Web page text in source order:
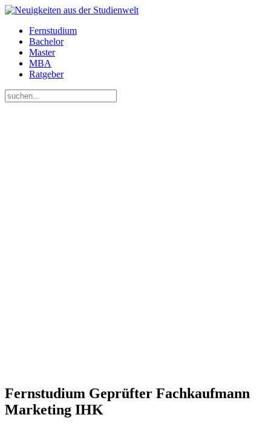
Fernstudium
Bachelor
Master
MBA
Ratgeber
Fernstudium Geprüfter Fachkaufmann
Marketing IHK